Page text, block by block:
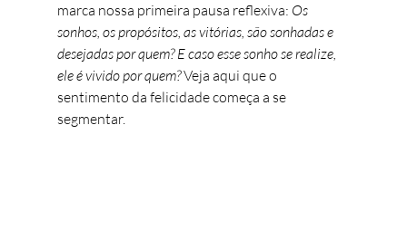
marca nossa primeira pausa reflexiva: Os
sonhos, os propósitos, as vitórias, são sonhadas e
desejadas por quem? E caso esse sonho se realize,
ele é vivido por quem? Veja aqui que o
sentimento da felicidade começa a se
segmentar.